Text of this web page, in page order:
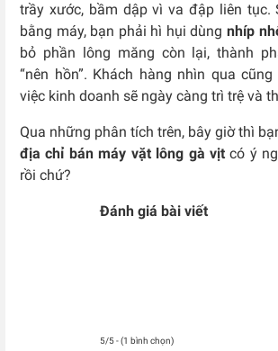
trầy xước, bầm dập vì va đập liên tục.
bằng máy, bạn phải hì hụi dùngnhíp
bỏ phần lông măng còn lại, thành
“nên hồn”. Khách hàng nhìn qua
việc kinh doanh sẽ ngày càng trì trệ và
Qua những phân tích trên, bây giờ thì
địa chỉ bán máy vặt lông gà vịtcó ý
rồi chứ?
Đánh giá bài viết
5/5 - (1 bình chọn)